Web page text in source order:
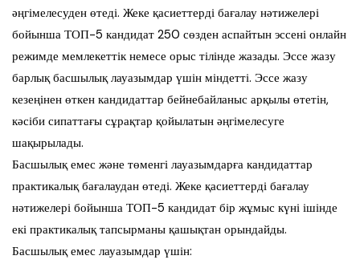
әңгімелесуден өтеді. Жеке қасиеттерді бағалау нәтижелері
бойынша ТОП-5 кандидат 250 сөзден аспайтын эссені онлайн
режимде мемлекеттік немесе орыс тілінде жазады. Эссе жазу
барлық басшылық лауазымдар үшін міндетті. Эссе жазу
кезеңінен өткен кандидаттар бейнебайланыс арқылы өтетін,
кәсіби сипаттағы сұрақтар қойылатын әңгімелесуге
шақырылады.
Басшылық емес және төменгі лауазымдарға кандидаттар
практикалық бағалаудан өтеді. Жеке қасиеттерді бағалау
нәтижелері бойынша ТОП-5 кандидат бір жұмыс күні ішінде
екі практикалық тапсырманы қашықтан орындайды.
Басшылық емес лауазымдар үшін: